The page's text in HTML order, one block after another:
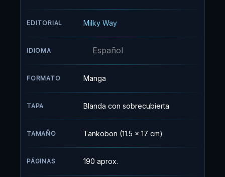
Esta es la historia de dos personas tan cercanas
y a la vez tan distantes.
EDITORIAL Milky Way
IDIOMA Español
FORMATO Manga
TAPA Blanda con sobrecubierta
TAMAÑO Tankobon (11.5 x 17 cm)
PÁGINAS 190 aprox.